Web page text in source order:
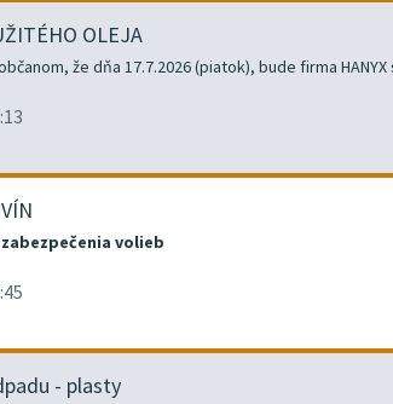
OLEJA
že dňa 17.7.2026 (piatok), bude firma
volieb
- plasty